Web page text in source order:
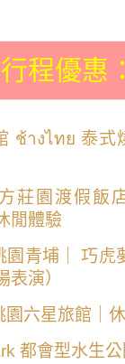
程優惠：
ช้างไทย 泰式
莊園渡假飯
閒體驗
園青埔｜ 巧虎
演）
園六星旅館｜
都會型水生